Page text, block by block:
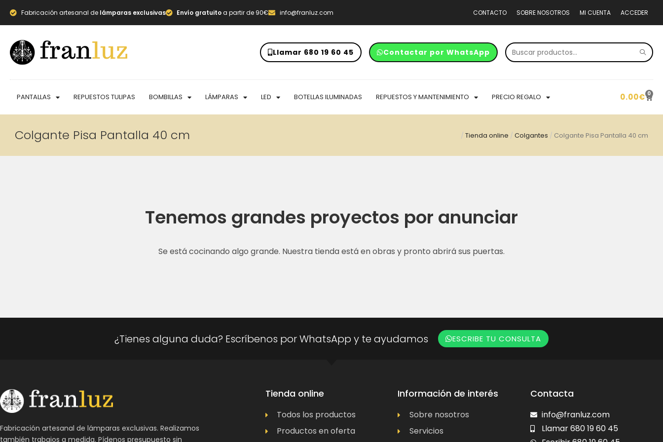
Fabricación artesanal de lámparas exclusivas Envío gratuitoa partir de 90€ info@franluz.com CONTACTO SOBRE NOSOTROS MI CUENTA ACCEDER
Llamar 680 19 60 45 Contactar por WhatsApp
PANTALLAS REPUESTOS TULIPAS BOMBILLAS LÁMPARAS LED BOTELLAS ILUMINADAS REPUESTOS Y MANTENIMIENTO PRECIO REGALO 0.00€ 0
Colgante Pisa Pantalla 40 cm / Tienda online / Colgantes / Colgante Pisa Pantalla 40 cm
Tenemos grandes proyectos por anunciar
Se está cocinando algo grande. Nuestra tienda está en obras y pronto abrirá sus puertas.
¿Tienes alguna duda? Escríbenos por WhatsApp y te ayudamos ESCRIBE TU CONSULTA
Fabricación artesanal de lámparas exclusivas. Realizamos
también trabajos a medida. Pídenos presupuesto sin
Tienda online
Todos los productos
Productos en oferta
Información de interés
Sobre nosotros
Servicios
Contacta
info@franluz.com
Llamar 680 19 60 45